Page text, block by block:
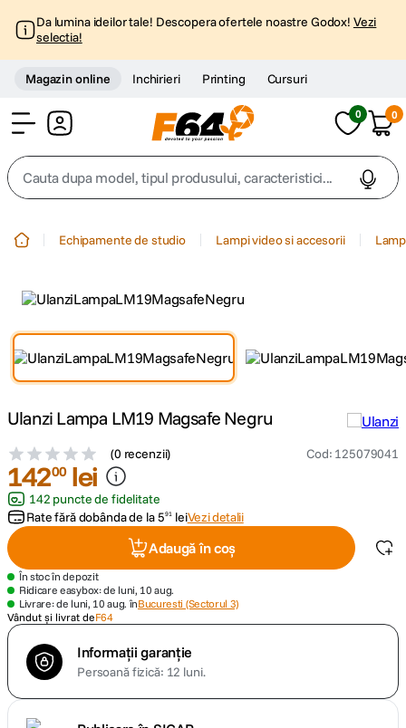
Da lumina ideilor tale! Descopera ofertele noastre Godox! Vezi
selectia!
Magazin online Inchirieri Printing Cursuri
0 0
Cauta dupa model, tipul produsului, caracteristici...
3. trepied telefon
lavaliera
6. canon sx740 hs
card memorie
8. sony fx
9. dji mic mini
10. dji osmo pocket 4
Echipamente de studio Lampi video si accesorii
Ulanzi Lampa LM19 Magsafe Negru
(0 recenzii) Cod: 125079041
14200 lei
142 puncte de fidelitate
Rate fără dobânda de la591 leiVezi detalii
Adaugă în coș
În stoc în depozit
Ridicare easybox: de luni, 10 aug.
Livrare: de luni, 10 aug. înBucuresti (Sectorul 3)
Vândut și livrat deF64
Informații garanție
Persoană fizică: 12 luni.